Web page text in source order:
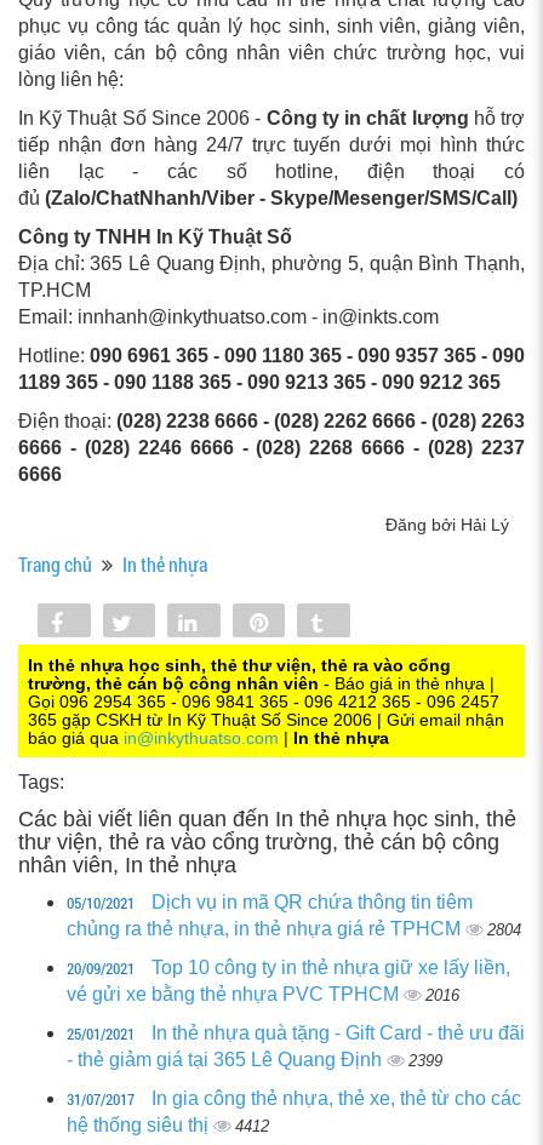
phục vụ công tác quản lý học sinh, sinh viên, giảng viên,
giáo viên, cán bộ công nhân viên chức trường học, vui
lòng liên hệ:
In Kỹ Thuật Số Since 2006 - Công ty in chất lượng hỗ trợ
tiếp nhận đơn hàng 24/7 trực tuyến dưới mọi hình thức
liên lạc - các số hotline, điện thoại có
đủ (Zalo/ChatNhanh/Viber - Skype/Mesenger/SMS/Call)
Công ty TNHH In Kỹ Thuật Số
Địa chỉ: 365 Lê Quang Định, phường 5, quận Bình Thạnh,
TP.HCM
Email: innhanh@inkythuatso.com - in@inkts.com
Hotline: 090 6961 365 - 090 1180 365 - 090 9357 365 - 090
1189 365 - 090 1188 365 - 090 9213 365 - 090 9212 365
Điện thoại: (028) 2238 6666 - (028) 2262 6666 - (028) 2263
6666 - (028) 2246 6666 - (028) 2268 6666 - (028) 2237
6666
Đăng bởi Hải Lý
Trang chủ In thẻ nhựa
Share Tweet Share
0
In thẻ nhựa học sinh, thẻ thư viện, thẻ ra vào cổng
trường, thẻ cán bộ công nhân viên - Báo giá in thẻ nhựa |
Gọi 096 2954 365 - 096 9841 365 - 096 4212 365 - 096 2457
365 gặp CSKH từ In Kỹ Thuật Số Since 2006 | Gửi email nhận
báo giá qua in@inkythuatso.com | In thẻ nhựa
Tags:
Các bài viết liên quan đến In thẻ nhựa học sinh, thẻ
thư viện, thẻ ra vào cổng trường, thẻ cán bộ công
nhân viên, In thẻ nhựa
05/10/2021
Dịch vụ in mã QR chứa thông tin tiêm
chủng ra thẻ nhựa, in thẻ nhựa giá rẻ TPHCM
2804
20/09/2021
Top 10 công ty in thẻ nhựa giữ xe lấy liền,
vé gửi xe bằng thẻ nhựa PVC TPHCM
2016
25/01/2021
In thẻ nhựa quà tặng - Gift Card - thẻ ưu đãi
- thẻ giảm giá tại 365 Lê Quang Định
2399
31/07/2017
In gia công thẻ nhựa, thẻ xe, thẻ từ cho các
hệ thống siêu thị
4412